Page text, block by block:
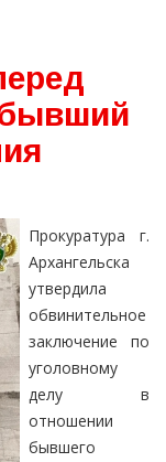
бывший
Прокуратура г.
Архангельска
утвердила
обвинительное
заключение по
уголовному
делу в
отношении
бывшего